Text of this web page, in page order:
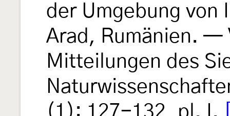
der Umgebung von
Arad, Rumänien. —
Mitteilungen des